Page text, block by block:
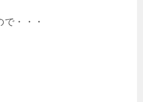
・・・